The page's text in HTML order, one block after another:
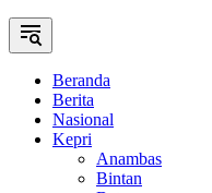
Beranda
Berita
Nasional
Kepri
Anambas
Bintan